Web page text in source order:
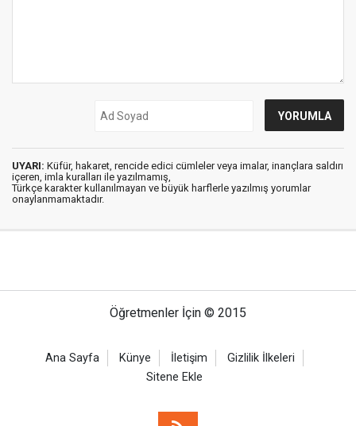
UYARI: Küfür, hakaret, rencide edici cümleler veya imalar, inançlara saldırı
içeren, imla kuralları ile yazılmamış,
Türkçe karakter kullanılmayan ve büyük harflerle yazılmış yorumlar
onaylanmamaktadır.
Öğretmenler İçin © 2015
Ana Sayfa Künye İletişim
Gizlilik İlkeleri
Sitene Ekle